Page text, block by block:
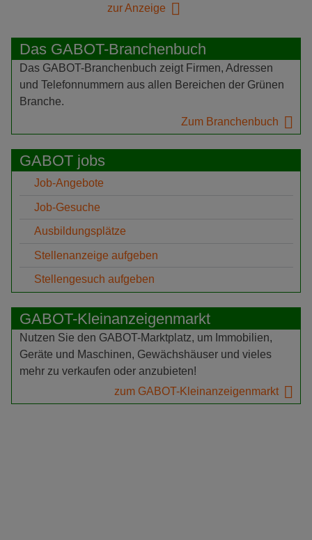
zur Anzeige
Das GABOT-Branchenbuch
Das GABOT-Branchenbuch zeigt Firmen, Adressen
und Telefonnummern aus allen Bereichen der Grünen
Branche.
Zum Branchenbuch
GABOT jobs
Job-Angebote
Job-Gesuche
Ausbildungsplätze
Stellenanzeige aufgeben
Stellengesuch aufgeben
GABOT-Kleinanzeigenmarkt
Nutzen Sie den GABOT-Marktplatz, um Immobilien,
Geräte und Maschinen, Gewächshäuser und vieles
mehr zu verkaufen oder anzubieten!
zum GABOT-Kleinanzeigenmarkt